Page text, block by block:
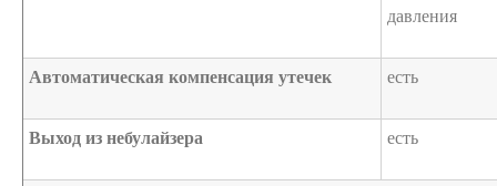
давления
Автоматическая компенсация утечек есть
Выход из небулайзера есть